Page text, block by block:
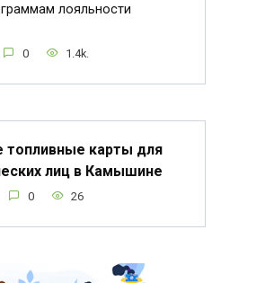
лояльности
0 1.4k.
топливные карты для
лиц в Камышине
0 26